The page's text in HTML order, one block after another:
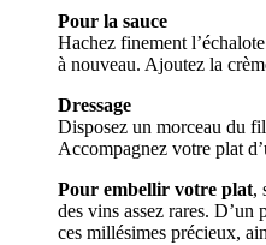
Pour la sauce
Hachez finement
à nouveau. Ajoutez la
Dressage
Disposez un morceau du
Accompagnez votre plat
Pour embellir votre plat,
des vins assez rares.
ces millésimes précieux,